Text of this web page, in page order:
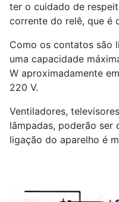
ter o cuidado de
corrente do relê, que é
Como os contatos são
uma capacidade
W aproximadamente
220 V.
Ventiladores,
lâmpadas, poderão ser
ligação do aparelho é